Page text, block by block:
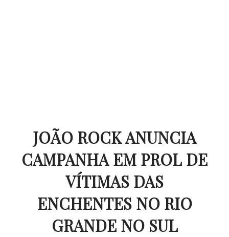
JOÃO ROCK ANUNCIA
CAMPANHA EM PROL DE
VÍTIMAS DAS
ENCHENTES NO RIO
GRANDE NO SUL